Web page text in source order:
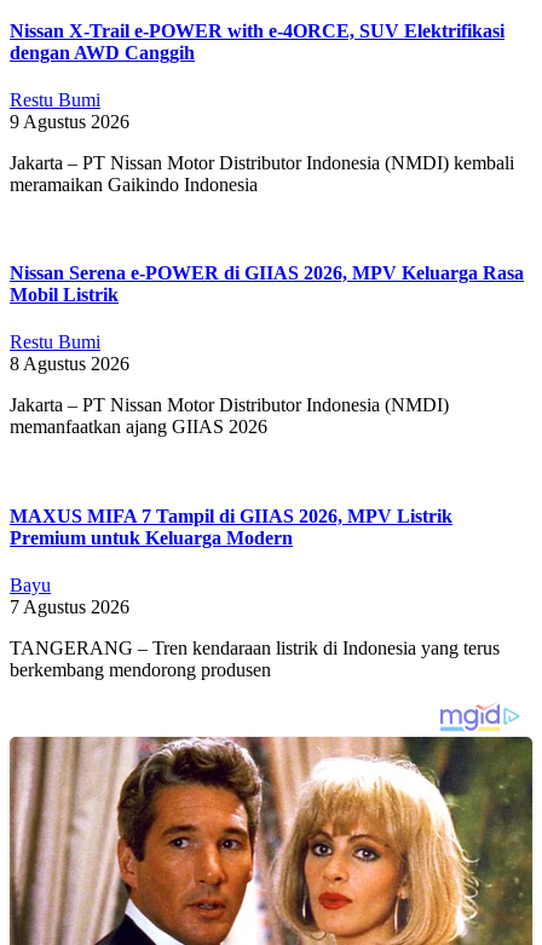
Nissan X-Trail e-POWER with e-4ORCE, SUV Elektrifikasi
dengan AWD Canggih
Restu Bumi
9 Agustus 2026
Jakarta – PT Nissan Motor Distributor Indonesia (NMDI) kembali
meramaikan Gaikindo Indonesia
Nissan Serena e-POWER di GIIAS 2026, MPV Keluarga Rasa
Mobil Listrik
Restu Bumi
8 Agustus 2026
Jakarta – PT Nissan Motor Distributor Indonesia (NMDI)
memanfaatkan ajang GIIAS 2026
MAXUS MIFA 7 Tampil di GIIAS 2026, MPV Listrik
Premium untuk Keluarga Modern
Bayu
7 Agustus 2026
TANGERANG – Tren kendaraan listrik di Indonesia yang terus
berkembang mendorong produsen